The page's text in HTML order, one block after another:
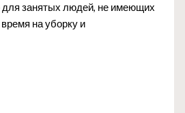
для занятых людей, не имеющих
на уборку и